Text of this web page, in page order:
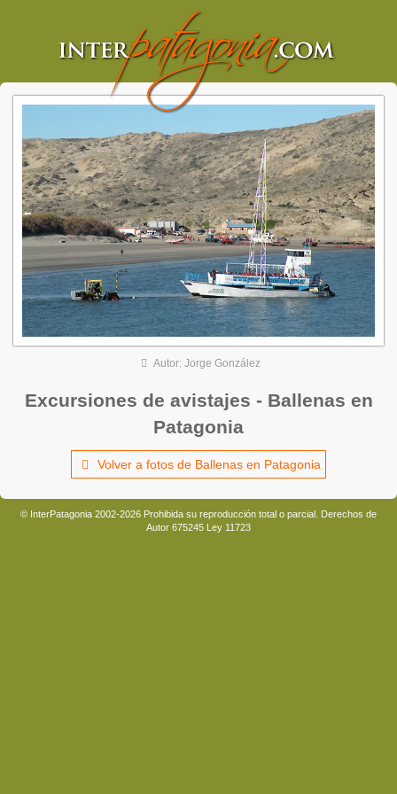
Autor: Jorge González
Excursiones de avistajes - Ballenas en
Patagonia
Volver a fotos de Ballenas en Patagonia
© InterPatagonia 2002-2026 Prohibida su reproducción total o parcial. Derechos de
Autor 675245 Ley 11723